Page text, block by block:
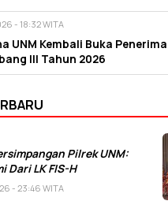
- 18:32 WITA
UNM Kembali Buka
lll Tahun 2026
Pilrek UNM:
Dari LK FIS-H
- 23:46 WITA